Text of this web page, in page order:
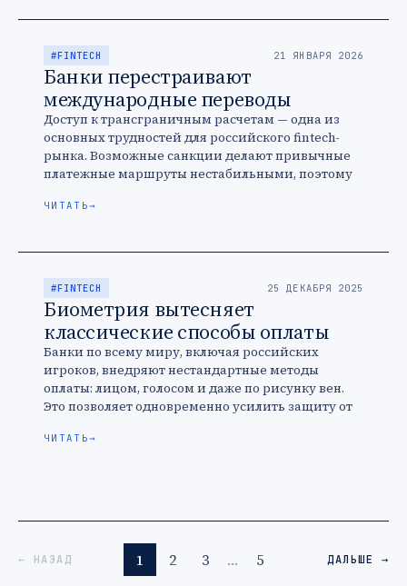
#FINTECH 21 ЯНВАРЯ 2026
Банки перестраивают
международные переводы
Доступ к трансграничным расчетам — одна из
основных трудностей для российского fintech-
рынка. Возможные санкции делают привычные
платежные маршруты нестабильными, поэтому
альтернативные инструменты для оплат за …
ЧИТАТЬ→
#FINTECH 25 ДЕКАБРЯ 2025
Биометрия вытесняет
классические способы оплаты
Банки по всему миру, включая российских
игроков, внедряют нестандартные методы
оплаты: лицом, голосом и даже по рисунку вен.
Это позволяет одновременно усилить защиту от
ЧИТАТЬ→
← НАЗАД 1 2 3 … 5 ДАЛЬШЕ →